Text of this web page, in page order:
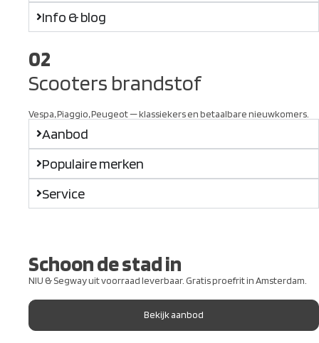
Info & blog
02
Scooters brandstof
Vespa, Piaggio, Peugeot — klassiekers en betaalbare nieuwkomers.
Aanbod
Populaire merken
Service
Schoon de stad in
NIU & Segway uit voorraad leverbaar. Gratis proefrit in Amsterdam.
Bekijk aanbod